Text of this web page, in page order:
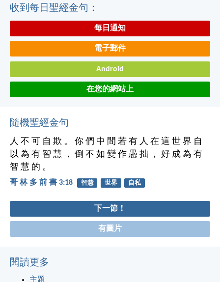
收到每日聖經金句：
每日通知
電子郵件
Android
在您的網站上
隨機聖經金句
人 不 可 自 欺 。 你 們 中 間 若 有 人 在 這 世 界 自
以 為 有 智 慧 ， 倒 不 如 變 作 愚 拙 ， 好 成 為 有
智 慧 的 。
哥 林 多 前 書 3:18 智慧 世界 自私
下一節！
有圖片
閱讀更多
主題